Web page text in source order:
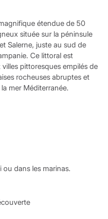
étendue de 50
située sur la péninsule
Salerne, juste au sud de
Ce littoral est
pittoresques empilés de
rocheuses abruptes et
mer Méditerranée.
dans les marinas.